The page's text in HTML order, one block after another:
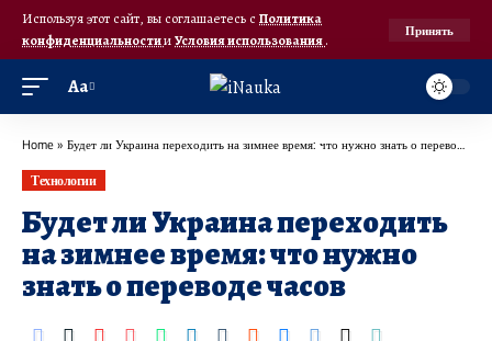
Используя этот сайт, вы соглашаетесь с Политика
конфиденциальностииУсловия использования.
Принять
Аа
Home » Будет ли Украина переходить на зимнее время: что нужно знать о переводе часов
Технологии
Будет ли Украина переходить
на зимнее время: что нужно
знать о переводе часов